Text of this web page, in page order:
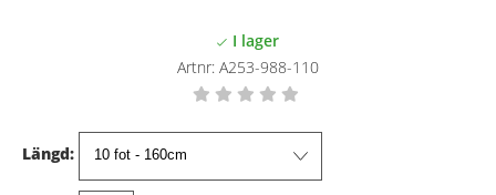
Artnr: A253-988-110
Längd: